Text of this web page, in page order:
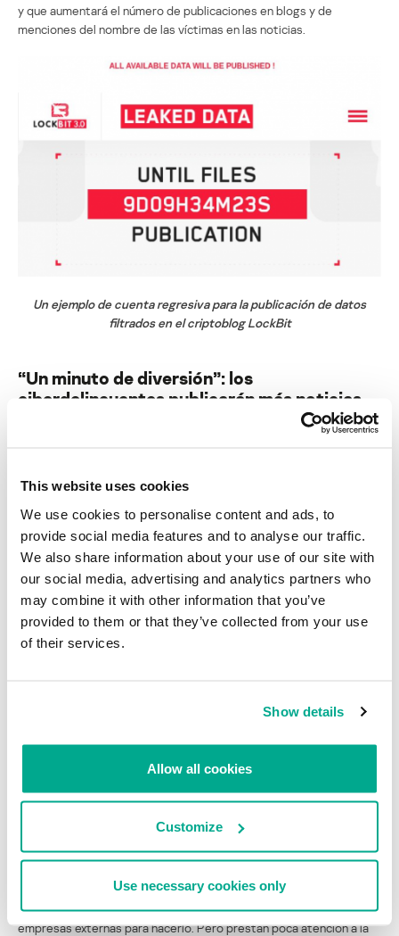
This website uses cookies
We use cookies to personalise content and ads, to
provide social media features and to analyse our traffic.
We also share information about your use of our site with
our social media, advertising and analytics partners who
may combine it with other information that you’ve
provided to them or that they’ve collected from your use
of their services.
Show details
Allow all cookies
Customize
Use necessary cookies only
y que aumentará el número de publicaciones en blogs y de
menciones del nombre de las víctimas en las noticias.
Un ejemplo de cuenta regresiva para la publicación de datos
filtrados en el criptoblog LockBit
“Un minuto de diversión”: los
ciberdelincuentes publicarán más noticias
Creemos que, en 2023, los atacantes afirmarán con más frecuencia
que han hackeado una empresa en particular para presumir y
hacerse una reputación. La información filtrada publicada en
fuentes abiertas se convierte en una herramienta de manipulación
mediática e, incluso sin un hackeo real, puede causar daño a la
empresa atacada. Es importante identificar estos informes a
tiempo e iniciar un proceso de respuesta, similar a la respuesta a
los incidentes de seguridad. Este proceso consiste en vigilar los
recursos de la darknet y los sitios web sospechosos en busca de la
vectores populares
, credenciales comprometidas y correos
electrónicos con enlaces y archivos adjuntos maliciosos) se
virtuales y de nube. Cada vez más empresas están trasladando sus
sistemas de información a la nube, y a menudo recurren a
empresas externas para hacerlo. Pero prestan poca atención a la